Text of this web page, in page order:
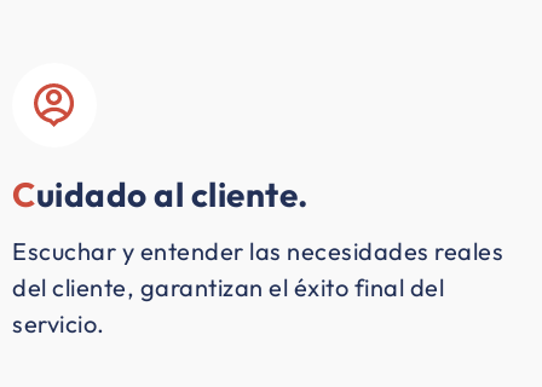
Cuidado al cliente.
Escuchar y entender las necesidades reales
del cliente, garantizan el éxito final del
servicio.